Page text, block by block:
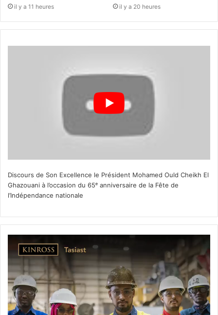
il y a 11 heures il y a 20 heures
Discours de Son Excellence le Président Mohamed Ould Cheikh El
Ghazouani à l’occasion du 65ᵉ anniversaire de la Fête de
l’Indépendance nationale